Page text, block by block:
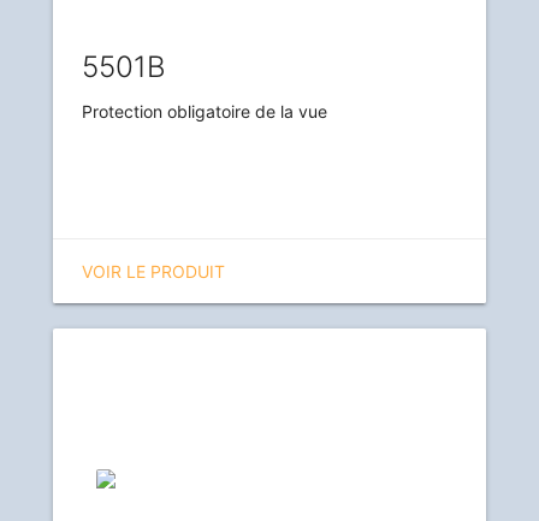
5501B
Protection obligatoire de la vue
VOIR LE PRODUIT